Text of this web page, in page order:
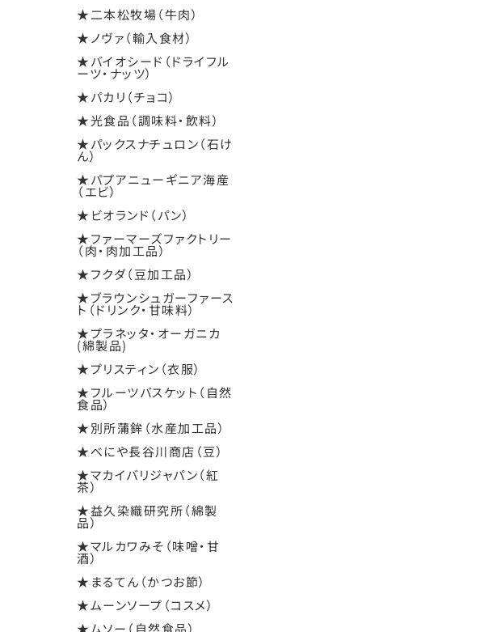
★二本松牧場（牛肉）
★ノヴァ（輸入食材）
★バイオシード（ドライフル
ーツ・ナッツ）
★パカリ（チョコ）
★光食品（調味料・飲料）
★パックスナチュロン（石け
ん）
★パプアニューギニア海産
（エビ）
★ビオランド（パン）
★ファーマーズファクトリー
（肉・肉加工品）
★フクダ（豆加工品）
★ブラウンシュガーファース
ト（ドリンク・甘味料）
★プラネッタ・オーガニカ
(綿製品)
★プリスティン（衣服）
★フルーツバスケット（自然
食品）
★別所蒲鉾（水産加工品）
★べにや長谷川商店（豆）
★マカイバリジャパン（紅
茶）
★益久染織研究所（綿製
品）
★マルカワみそ（味噌・甘
酒）
★まるてん（かつお節）
★ムーンソープ（コスメ）
★ムソー（自然食品）